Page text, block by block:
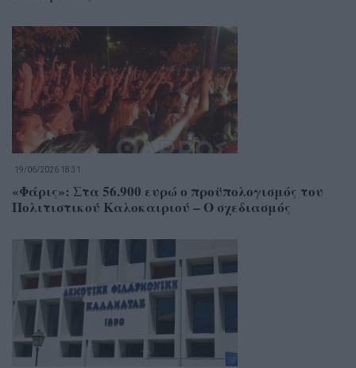
19/06/2026 18:31
«Φάρις»: Στα 56.900 ευρώ ο προϋπολογισμός του
Πολιτιστικού Καλοκαιριού – Ο σχεδιασμός